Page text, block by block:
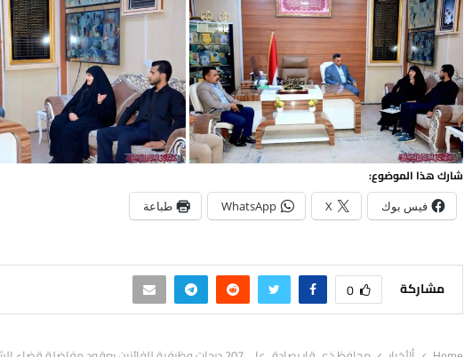
شارك هذا الموضوع:
فيس بوك X
WhatsApp طباعة
مشاركة 0